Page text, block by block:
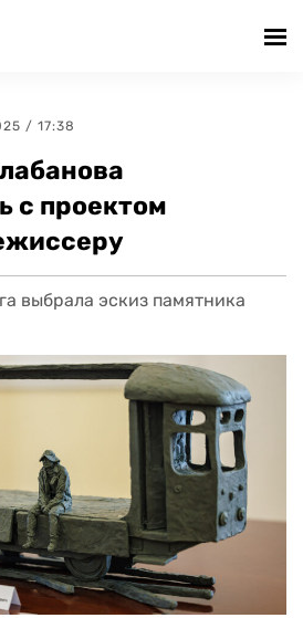
/ 17:38
с проектом
выбрала эскиз памятника